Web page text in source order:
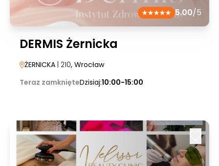
5.00/5
DERMIS Żernicka
ŻERNICKA | 210, Wrocław
Teraz zamknięteDzisiaj:10:00-15:00